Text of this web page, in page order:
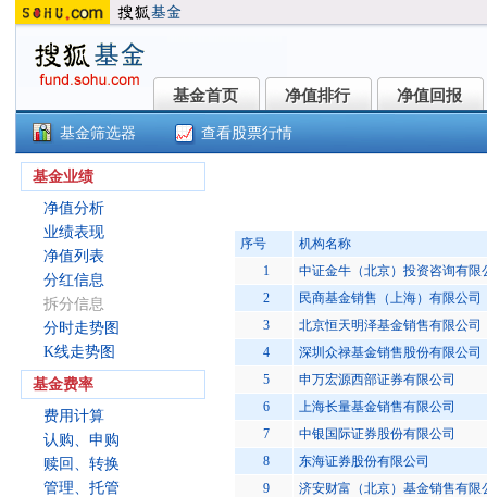
基金首页
基金首页 净值排行
净值排行 净值回报
净值回报
基金筛选器 查看股票行情
基金业绩
净值分析
业绩表现
净值列表
分红信息
拆分信息
分时走势图
K线走势图
基金费率
费用计算
认购、申购
赎回、转换
管理、托管
序号
机构名称
1
中证金牛（北京）投资咨询有限
2
民商基金销售（上海）有限公司
3
北京恒天明泽基金销售有限公司
4
深圳众禄基金销售股份有限公司
5
申万宏源西部证券有限公司
6
上海长量基金销售有限公司
7
中银国际证券股份有限公司
8
东海证券股份有限公司
9
济安财富（北京）基金销售有限